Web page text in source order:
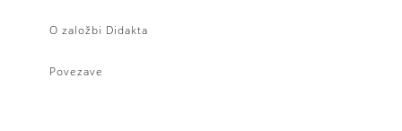
O založbi Didakta
Povezave